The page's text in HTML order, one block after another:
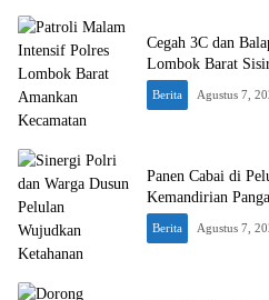
Cegah 3C dan
Lombok Barat
Berita Agustus 7,
Panen Cabai di
Kemandirian
Berita Agustus 7,